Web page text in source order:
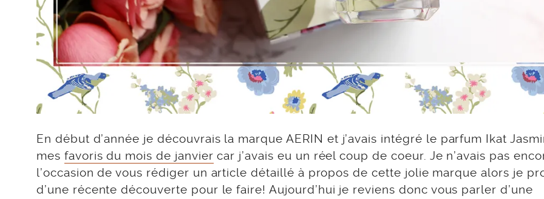
En début d’année je découvrais la marque AERIN et j’avais intégré le parfum Ikat
mes favoris du mois de janvier car j’avais eu un réel coup de coeur. Je n’avais pas
l’occasion de vous rédiger un article détaillé à propos de cette jolie marque alors je
d’une récente découverte pour le faire! Aujourd’hui je reviens donc vous parler d’une